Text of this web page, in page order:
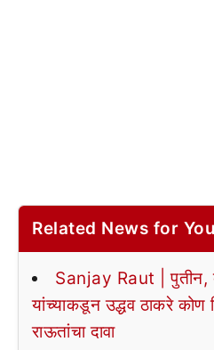
Related News for You
Sanjay Raut | पुतीन,
यांच्याकडून उद्धव ठाकरे कोण
राऊतांचा दावा